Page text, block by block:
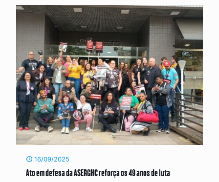
16/09/2025
Ato em defesa da ASERGHC reforça os 49 anos de luta